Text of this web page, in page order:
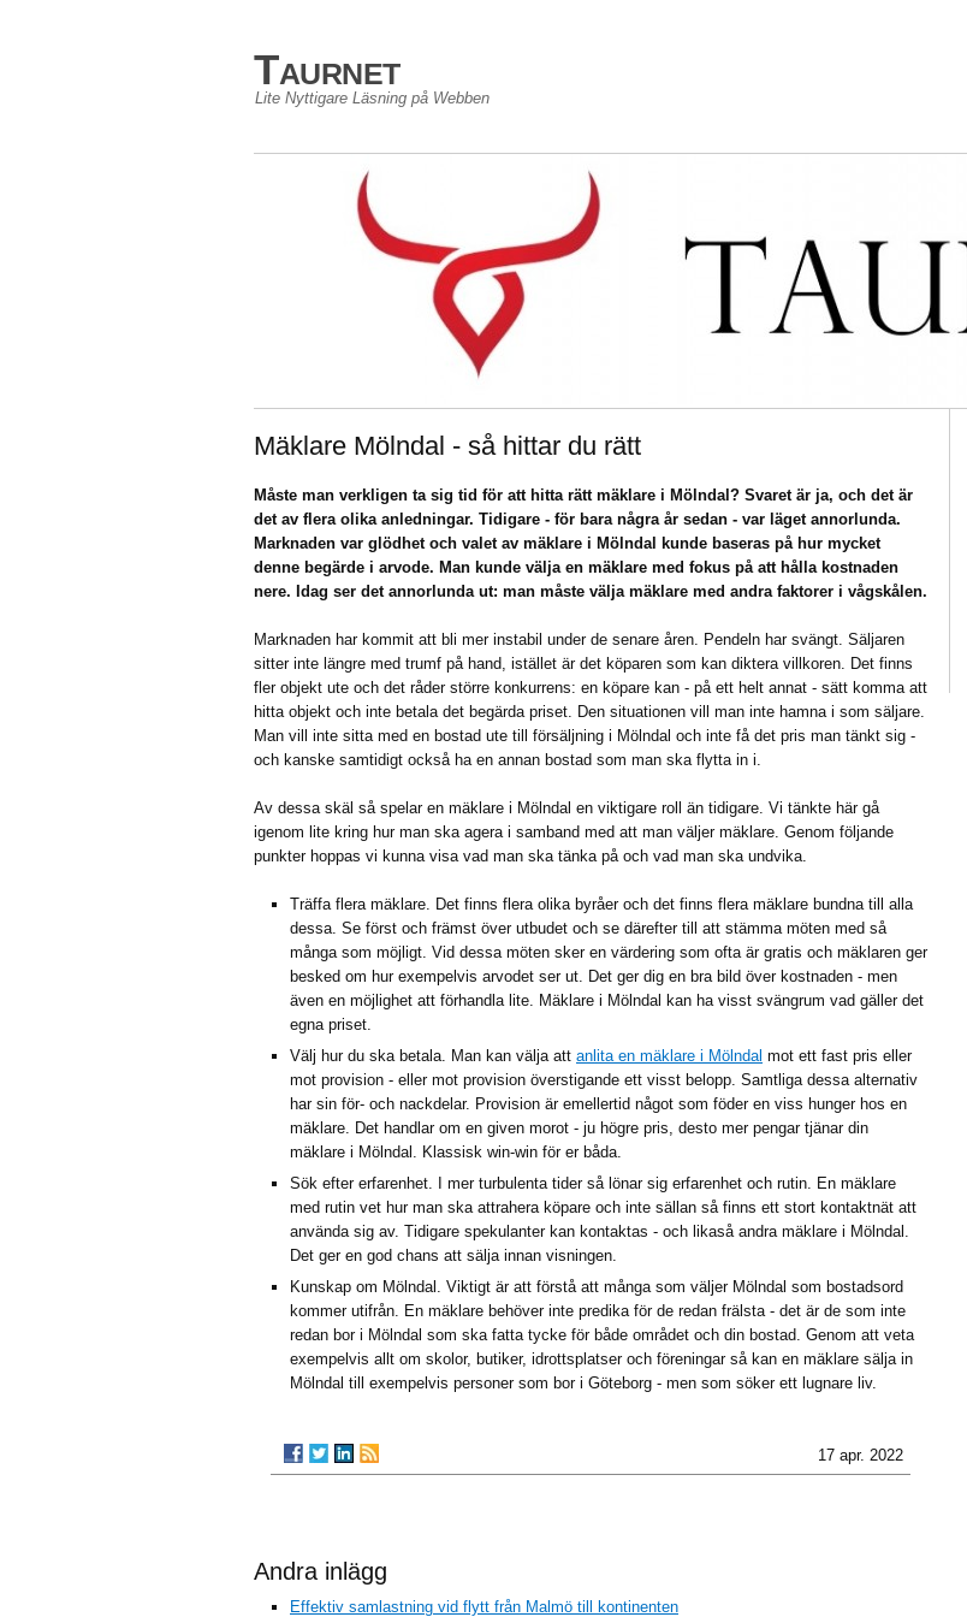
Taurnet
Lite Nyttigare Läsning på Webben
Mäklare Mölndal - så hittar du rätt
Måste man verkligen ta sig tid för att hitta rätt mäklare i Mölndal? Svaret är ja, och det är
det av flera olika anledningar. Tidigare - för bara några år sedan - var läget annorlunda.
Marknaden var glödhet och valet av mäklare i Mölndal kunde baseras på hur mycket
denne begärde i arvode. Man kunde välja en mäklare med fokus på att hålla kostnaden
nere. Idag ser det annorlunda ut: man måste välja mäklare med andra faktorer i vågskålen.
Marknaden har kommit att bli mer instabil under de senare åren. Pendeln har svängt. Säljaren
sitter inte längre med trumf på hand, istället är det köparen som kan diktera villkoren. Det finns
fler objekt ute och det råder större konkurrens: en köpare kan - på ett helt annat - sätt komma att
hitta objekt och inte betala det begärda priset. Den situationen vill man inte hamna i som säljare.
Man vill inte sitta med en bostad ute till försäljning i Mölndal och inte få det pris man tänkt sig -
och kanske samtidigt också ha en annan bostad som man ska flytta in i.
Av dessa skäl så spelar en mäklare i Mölndal en viktigare roll än tidigare. Vi tänkte här gå
igenom lite kring hur man ska agera i samband med att man väljer mäklare. Genom följande
punkter hoppas vi kunna visa vad man ska tänka på och vad man ska undvika.
Träffa flera mäklare. Det finns flera olika byråer och det finns flera mäklare bundna till alla
dessa. Se först och främst över utbudet och se därefter till att stämma möten med så
många som möjligt. Vid dessa möten sker en värdering som ofta är gratis och mäklaren ger
besked om hur exempelvis arvodet ser ut. Det ger dig en bra bild över kostnaden - men
även en möjlighet att förhandla lite. Mäklare i Mölndal kan ha visst svängrum vad gäller det
egna priset.
Välj hur du ska betala. Man kan välja att anlita en mäklare i Mölndal mot ett fast pris eller
mot provision - eller mot provision överstigande ett visst belopp. Samtliga dessa alternativ
har sin för- och nackdelar. Provision är emellertid något som föder en viss hunger hos en
mäklare. Det handlar om en given morot - ju högre pris, desto mer pengar tjänar din
mäklare i Mölndal. Klassisk win-win för er båda.
Sök efter erfarenhet. I mer turbulenta tider så lönar sig erfarenhet och rutin. En mäklare
med rutin vet hur man ska attrahera köpare och inte sällan så finns ett stort kontaktnät att
använda sig av. Tidigare spekulanter kan kontaktas - och likaså andra mäklare i Mölndal.
Det ger en god chans att sälja innan visningen.
Kunskap om Mölndal. Viktigt är att förstå att många som väljer Mölndal som bostadsord
kommer utifrån. En mäklare behöver inte predika för de redan frälsta - det är de som inte
redan bor i Mölndal som ska fatta tycke för både området och din bostad. Genom att veta
exempelvis allt om skolor, butiker, idrottsplatser och föreningar så kan en mäklare sälja in
Mölndal till exempelvis personer som bor i Göteborg - men som söker ett lugnare liv.
17 apr. 2022
Andra inlägg
Effektiv samlastning vid flytt från Malmö till kontinenten